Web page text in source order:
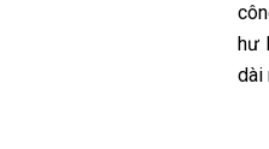
màu sáng tự nhiên như
nhờ công nghệ in 3D và
giúp sản phẩm phù hợp cả
hư
dài